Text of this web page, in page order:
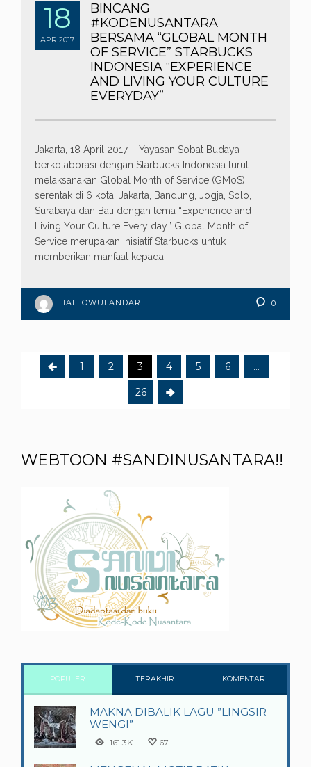
18
APR 2017
BINCANG
#KODENUSANTARA
BERSAMA “GLOBAL MONTH
OF SERVICE” STARBUCKS
INDONESIA “EXPERIENCE
AND LIVING YOUR CULTURE
EVERYDAY”
Jakarta, 18 April 2017 – Yayasan Sobat Budaya
berkolaborasi dengan Starbucks Indonesia turut
melaksanakan Global Month of Service (GMoS),
serentak di 6 kota, Jakarta, Bandung, Jogja, Solo,
Surabaya dan Bali dengan tema “Experience and
Living Your Culture Every day.” Global Month of
Service merupakan inisiatif Starbucks untuk
memberikan manfaat kepada
HALLOWULANDARI 0
1 2 3 4 5 6 …
26
WEBTOON #SANDINUSANTARA!!
POPULER TERAKHIR KOMENTAR
MAKNA DIBALIK LAGU ”LINGSIR
WENGI”
161.3K 67